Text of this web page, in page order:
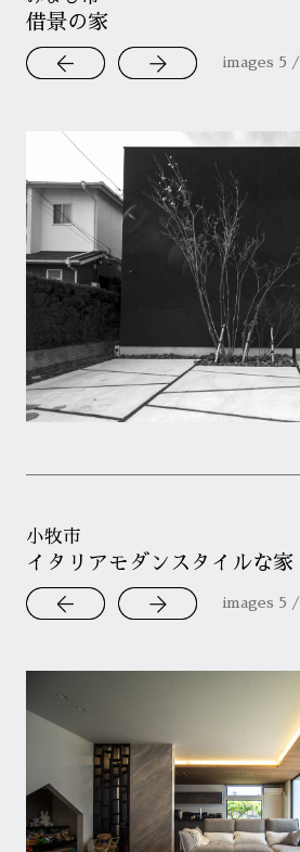
借景の家
images 6 /
小牧市
イタリアモダンスタイルな家
images 6 /